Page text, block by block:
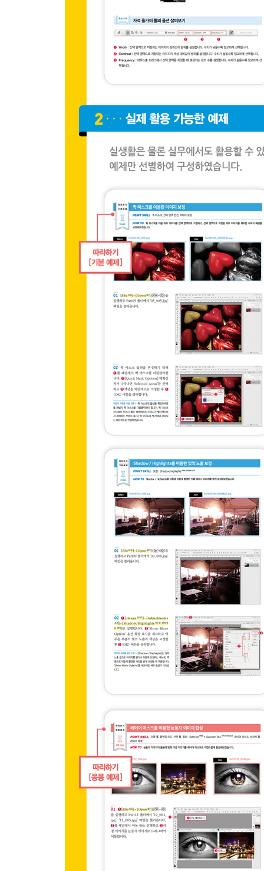
기본 예제 브러시 패널을 이용한 점선 만들기
응용 예제 직접 제작한 브러시로 채색한 물방울 만
CHAPTER 3 퀵 마스크를 이용한 선택 영역 지정하
기본 예제 퀵 마스크를 이용한 이미지 보정
응용 예제 퀵 마스크를 이용한 번지는 잉크효과 만
PART 06 이미지를 정교하게 다뤄보자
CHAPTER 1 펜 툴을 이용한 선택 영역 지정하기
기본 예제 패스를 이용한 이미지의 정확한 선택 영
기본 예제 패스 획 기능을 이용한 구름 효과 만들기
응용 예제 패스 획 기능을 이용한 네온 문자 만들기
PART 07 이미지가 아닌 객체를 그려보자
도형 툴을 이용한 셰이프 생성 & 레이어 스타일
CHAPTER 1 객체 그리기
기본 예제 사용자 정의 모양 툴을 이용한 비구름 만
CHAPTER 2 레이어의 요소를 다양하게 표현하기
기본 예제 레이어 스타일을 이용한 퍼즐의 입체 효
응용 예제 레이어 스타일을 이용한 모바일 아이콘
이미지의 변형과 크기 조절
CHAPTER 1 작업 창의 불필요한 영역 자르기
기본 예제 자르기 툴을 이용한 이미지 잘라내기
CHAPTER 2 이미지 형태를 자유롭게 변형하기
기본 예제 왜곡을 이용한 액자와 사진 합성
기본 예제 곡선을 이용한 제품과 로고 합성
CHAPTER 3 이미지의 특정 영역은 보호하고 배경
기본 예제 Content-Aware Scale을 이용한 배경 늘
CHAPTER 4 이미지의 동작을 자연스럽게 변형하
기본 예제 Puppet Warp를 이용한 이미지 동작 변형
CHAPTER 5 이미지의 구도 바로잡기
SPECIAL TIP 이미지와 작업 창 크기를 마음대로
PART 09 이미지의 분위기를 바꿔보자 1
CHAPTER 1 이미지의 색상과 명도 보정하기
기본 예제 Brightness/Contrast를 이용한 명도 보정
기본 예제 Levels를 이용한 선명도 보정
기본 예제 Hue/Saturation을 이용한 듀오톤 보정
CHAPTER 2 이미지의 색상 세밀하게 보정하기
기본 예제 Black & White를 이용한 흑백 이미지의
기본 예제 Photo Filter를 이용한 색상 필터 보정
기본 예제 Selective Color를 이용한 선택한 색상만
기본 예제 Shadow / Highlights를 이용한 빛의 노출
기본 예제 HDR Toning을 이용한 HDR 효과를 내는
CHAPTER 3 이미지를 색다르게 보정하기
기본 예제 Invert를 이용한 반대색으로 보정
기본 예제 Posterize를 이용한 단순한 색상으로 보
기본 예제 Threshold를 이용한 판화 보정
기본 예제 Gradient Map을 이용한 그레이디언트 채
CHAPTER 4 이미지를 빠르게 보정하기